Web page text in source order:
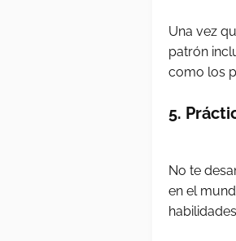
Una vez
patrón
como los
5.
No te
en el